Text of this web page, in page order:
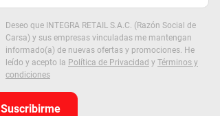
Deseo que INTEGRA RETAIL S.A.C. (Razón Social de
Carsa) y sus empresas vinculadas me mantengan
informado(a) de nuevas ofertas y promociones. He
leído y acepto la Política de Privacidad y Términos y
condiciones
Suscribirme